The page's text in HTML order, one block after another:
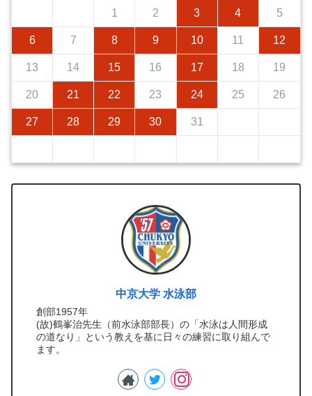
1 2 3 4 5
6 7 8 9 10 11 12
13 14 15 16 17 18 19
20 21 22 23 24 25 26
27 28 29 30 31
中京大学 水泳部
創部1957年
(故)鶴峯治先生（前水泳部部長）の「水泳は人間形成
の道なり」という教えを基に日々の練習に取り組んで
ます。